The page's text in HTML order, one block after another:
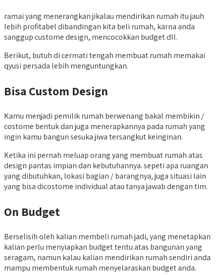
ramai yang menerangkan jikalau mendirikan rumah itu jauh
lebih profitabel dibandingan kita beli rumah, karna anda
sanggup custome design, mencocokkan budget dll.
Berikut, butuh di cermati tengah membuat rumah memakai
qyusi persada lebih menguntungkan.
Bisa Custom Design
Kamu menjadi pemilik rumah berwenang bakal membikin /
costome bentuk dan juga menerapkannya pada rumah yang
ingin kamu bangun sesuka jiwa tersangkut keinginan.
Ketika ini pernah meluap orang yang membuat rumah atas
design pantas impian dan kebutuhannya. sepeti apa ruangan
yang dibutuhkan, lokasi bagian / barangnya, juga situasi lain
yang bisa dicostome individual atau tanya jawab dengan tim.
On Budget
Berselisih oleh kalian membeli rumah jadi, yang menetapkan
kalian perlu menyiapkan budget tentu atas bangunan yang
seragam, namun kalau kalian mendirikan rumah sendiri anda
mampu membentuk rumah menyelaraskan budget anda.